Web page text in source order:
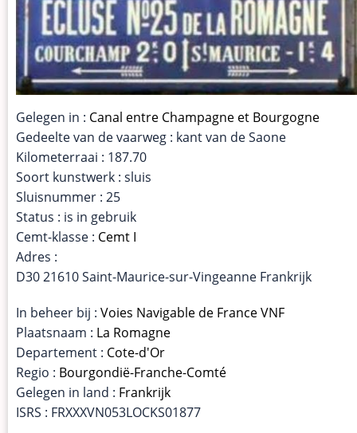
Gelegen in : Canal entre Champagne et Bourgogne
Gedeelte van de vaarweg : kant van de Saone
Kilometerraai : 187.70
Soort kunstwerk : sluis
Sluisnummer : 25
Status : is in gebruik
Cemt-klasse : Cemt I
Adres :
D30 21610 Saint-Maurice-sur-Vingeanne Frankrijk
In beheer bij : Voies Navigable de France VNF
Plaatsnaam : La Romagne
Departement : Cote-d'Or
Regio : Bourgondië-Franche-Comté
Gelegen in land : Frankrijk
ISRS : FRXXXVN053LOCKS01877